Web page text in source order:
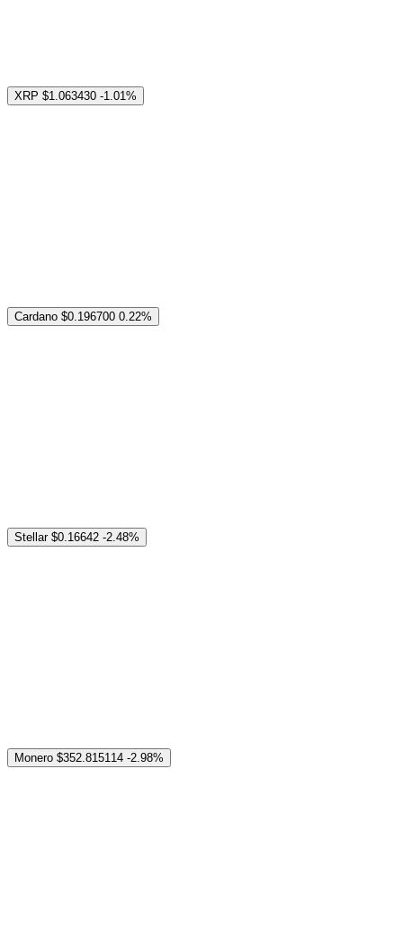
XRP $1.063430 -1.01%
Cardano $0.196700 0.22%
Stellar $0.16642 -2.48%
Monero $352.815114 -2.98%